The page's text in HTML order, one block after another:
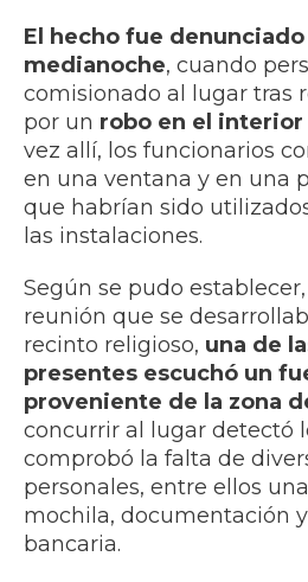
El hecho fue
medianoche, cuando
comisionado al lugar tras
por un robo en el
vez allí, los funcionarios
en una ventana y en una
que habrían sido
las instalaciones.
Según se pudo
reunión que se
recinto religioso, una de
presentes escuchó un
proveniente de la zona
concurrir al lugar detectó
comprobó la falta de
personales, entre ellos
mochila, documentación
bancaria.